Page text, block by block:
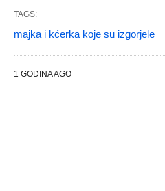
TAGS:
majka i kćerka koje su izgorjele
1 GODINA AGO